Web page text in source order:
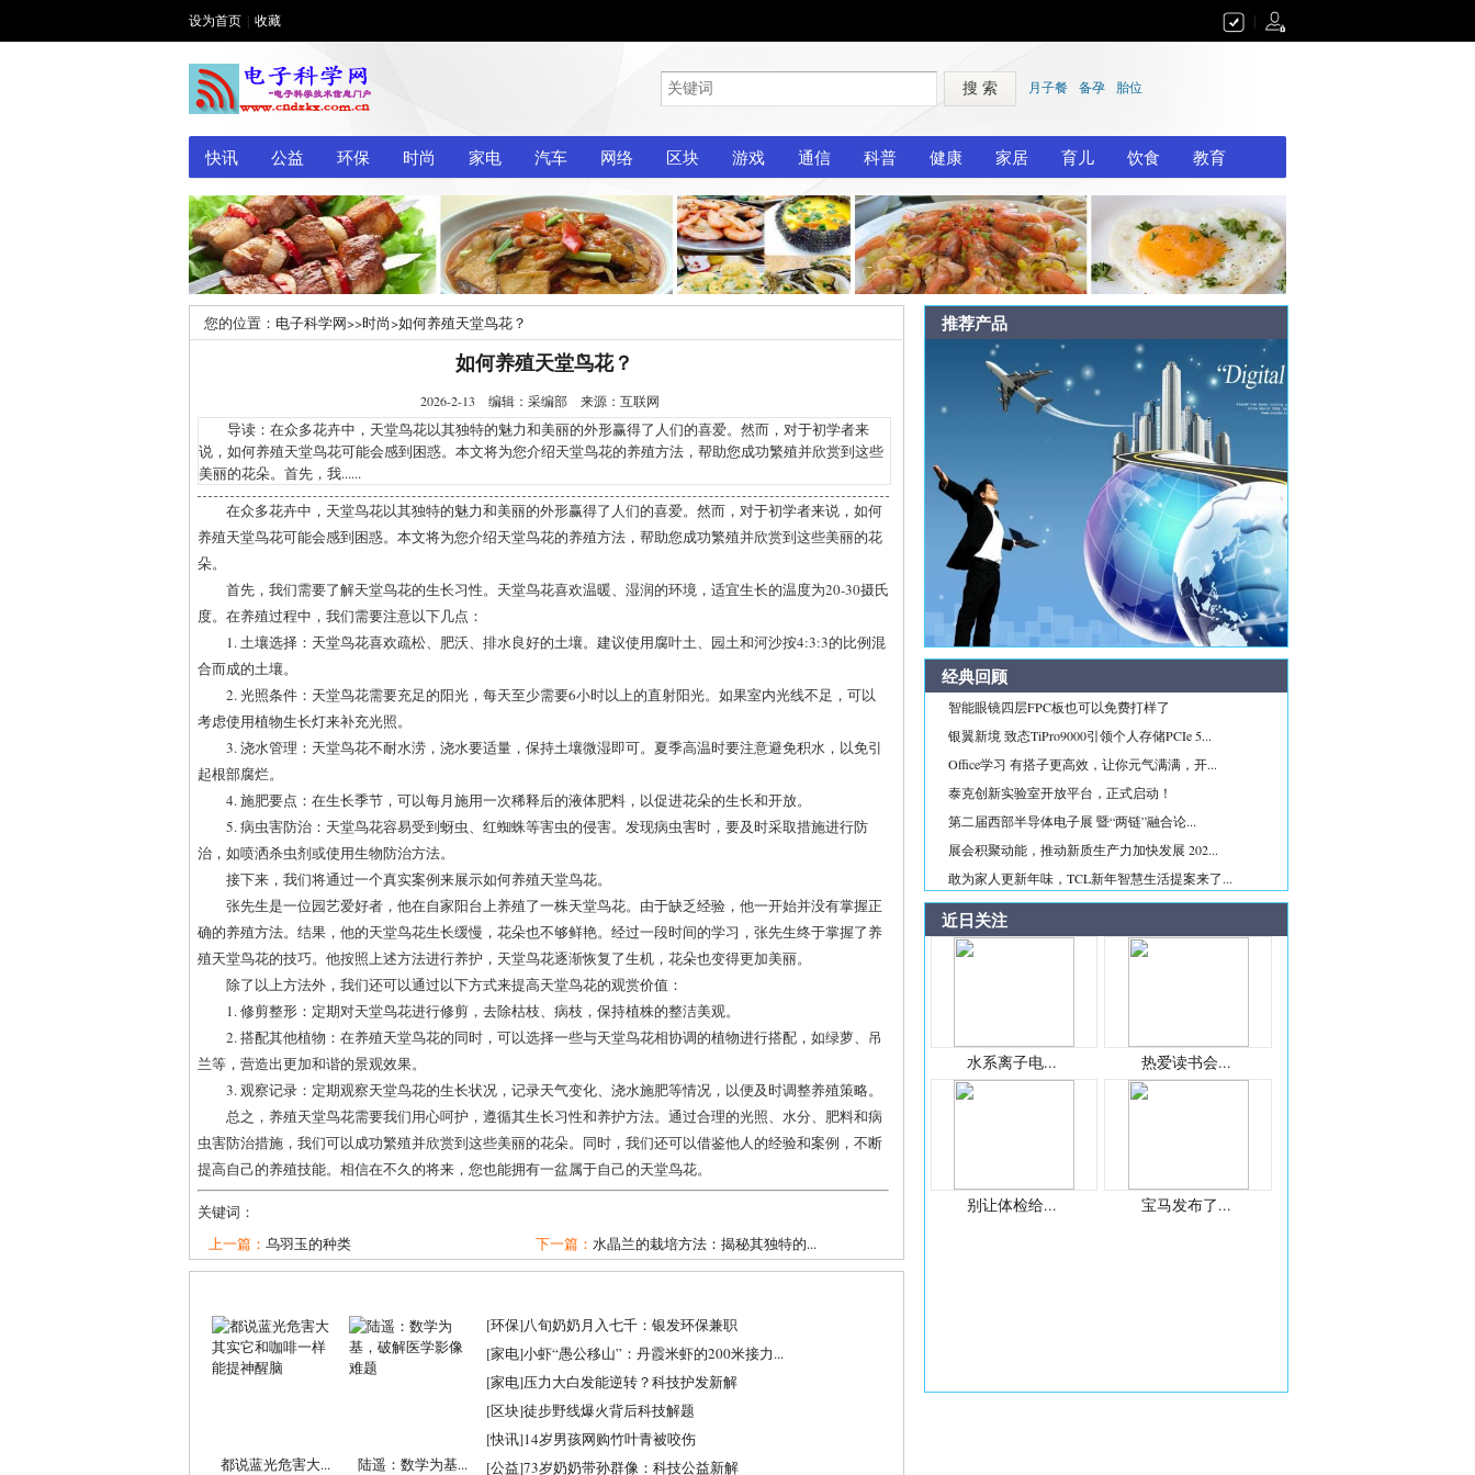
设为首页 收藏
搜 索 月子餐 备孕 胎位
快讯 公益 环保 时尚 家电 汽车 网络 区块 游戏 通信 科普 健康 家居 育儿 饮食 教育
您的位置： 电子科学网>>时尚>如何养殖天堂鸟花？
如何养殖天堂鸟花？
2026-2-13 编辑：采编部 来源：互联网
导读：在众多花卉中，天堂鸟花以其独特的魅力和美丽的外形赢得了人们的喜爱。然而，对于初学者来
说，如何养殖天堂鸟花可能会感到困惑。本文将为您介绍天堂鸟花的养殖方法，帮助您成功繁殖并欣赏到这些
美丽的花朵。首先，我......
在众多花卉中，天堂鸟花以其独特的魅力和美丽的外形赢得了人们的喜爱。然而，对于初学者来说，如何
养殖天堂鸟花可能会感到困惑。本文将为您介绍天堂鸟花的养殖方法，帮助您成功繁殖并欣赏到这些美丽的花
朵。
首先，我们需要了解天堂鸟花的生长习性。天堂鸟花喜欢温暖、湿润的环境，适宜生长的温度为20-30摄氏
度。在养殖过程中，我们需要注意以下几点：
1. 土壤选择：天堂鸟花喜欢疏松、肥沃、排水良好的土壤。建议使用腐叶土、园土和河沙按4:3:3的比例混
合而成的土壤。
2. 光照条件：天堂鸟花需要充足的阳光，每天至少需要6小时以上的直射阳光。如果室内光线不足，可以
考虑使用植物生长灯来补充光照。
3. 浇水管理：天堂鸟花不耐水涝，浇水要适量，保持土壤微湿即可。夏季高温时要注意避免积水，以免引
起根部腐烂。
4. 施肥要点：在生长季节，可以每月施用一次稀释后的液体肥料，以促进花朵的生长和开放。
5. 病虫害防治：天堂鸟花容易受到蚜虫、红蜘蛛等害虫的侵害。发现病虫害时，要及时采取措施进行防
治，如喷洒杀虫剂或使用生物防治方法。
接下来，我们将通过一个真实案例来展示如何养殖天堂鸟花。
张先生是一位园艺爱好者，他在自家阳台上养殖了一株天堂鸟花。由于缺乏经验，他一开始并没有掌握正
确的养殖方法。结果，他的天堂鸟花生长缓慢，花朵也不够鲜艳。经过一段时间的学习，张先生终于掌握了养
殖天堂鸟花的技巧。他按照上述方法进行养护，天堂鸟花逐渐恢复了生机，花朵也变得更加美丽。
除了以上方法外，我们还可以通过以下方式来提高天堂鸟花的观赏价值：
1. 修剪整形：定期对天堂鸟花进行修剪，去除枯枝、病枝，保持植株的整洁美观。
2. 搭配其他植物：在养殖天堂鸟花的同时，可以选择一些与天堂鸟花相协调的植物进行搭配，如绿萝、吊
兰等，营造出更加和谐的景观效果。
3. 观察记录：定期观察天堂鸟花的生长状况，记录天气变化、浇水施肥等情况，以便及时调整养殖策略。
总之，养殖天堂鸟花需要我们用心呵护，遵循其生长习性和养护方法。通过合理的光照、水分、肥料和病
虫害防治措施，我们可以成功繁殖并欣赏到这些美丽的花朵。同时，我们还可以借鉴他人的经验和案例，不断
提高自己的养殖技能。相信在不久的将来，您也能拥有一盆属于自己的天堂鸟花。
关键词：
上一篇： 乌羽玉的种类 下一篇： 水晶兰的栽培方法：揭秘其独特的...
都说蓝光危害大... 陆遥：数学为基...
[环保]八旬奶奶月入七千：银发环保兼职
[家电]小虾“愚公移山”：丹霞米虾的200米接力...
[家电]压力大白发能逆转？科技护发新解
[区块]徒步野线爆火背后科技解题
[快讯]14岁男孩网购竹叶青被咬伤
[公益]73岁奶奶带孙群像：科技公益新解
推荐产品
经典回顾
智能眼镜四层FPC板也可以免费打样了
银翼新境 致态TiPro9000引领个人存储PCIe 5...
Office学习 有搭子更高效，让你元气满满，开...
泰克创新实验室开放平台，正式启动！
第二届西部半导体电子展 暨“两链”融合论...
展会积聚动能，推动新质生产力加快发展 202...
敢为家人更新年味，TCL新年智慧生活提案来了...
近日关注
水系离子电... 热爱读书会...
别让体检给... 宝马发布了...